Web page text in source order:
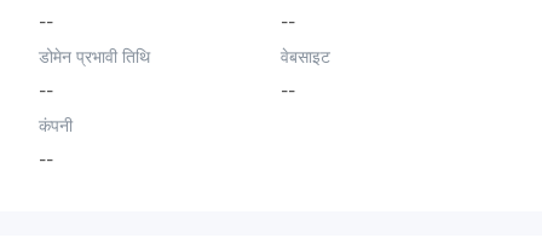
--
--
डोमेन प्रभावी तिथि
--
वेबसाइट
--
कंपनी
--